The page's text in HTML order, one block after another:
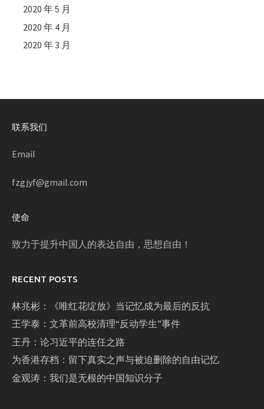
2020 年 5 月
2020 年 4 月
2020 年 3 月
联系我们
Email
fzgjyf@gmail.com
使命
致力于提升中国人的表达自由，思想自由！
RECENT POSTS
林兆彬：《唯红花绽放》当记忆成为最后的反抗
王学泰：文革前高校清理“反动学生”事件
王丹：论习近平的连任之路
为香港存档：留下真实之声与被迫删除的自由记忆
金观涛：我们是无根的中国知识分子